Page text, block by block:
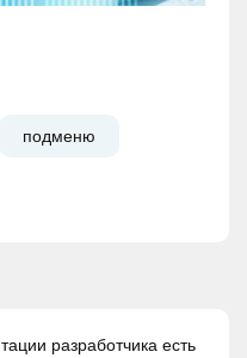
подменю
разработчика есть